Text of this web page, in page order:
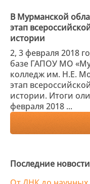
В Мурманской
этап
истории
2, 3 февраля 2018
базе ГАПОУ МО
колледж им. Н.Е.
этап
истории. Итоги
февраля 2018 ...
Последние новости